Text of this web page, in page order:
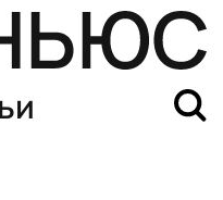
сюжет, трейлер,